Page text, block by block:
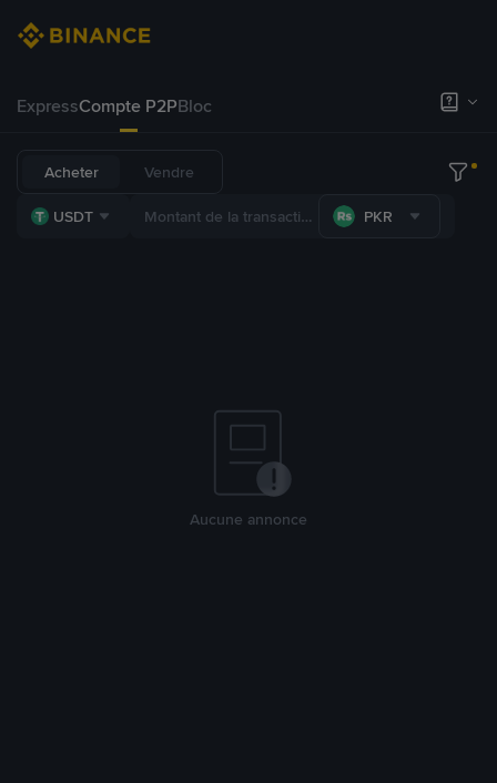
ExpressCompte P2PBloc
Acheter Vendre
USDT PKR
Aucune annonce